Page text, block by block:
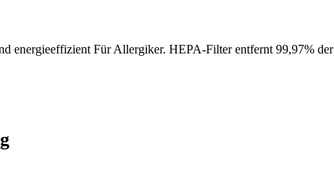
energieeffizient Für Allergiker. HEPA-Filter entfernt 99,97% der